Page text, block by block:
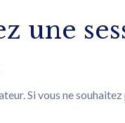
une
Si vous ne